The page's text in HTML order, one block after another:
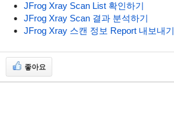
JFrog Xray Scan List 확인하기
JFrog Xray Scan 결과 분석하기
JFrog Xray 스캔 정보 Report 내보내기
좋아요